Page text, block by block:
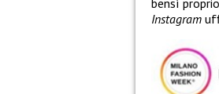
bensì
Instagram